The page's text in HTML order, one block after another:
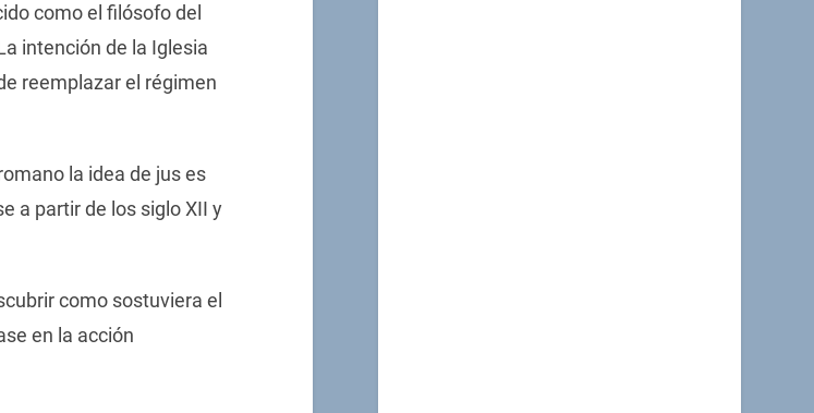
como el filósofo del
intención de la Iglesia
reemplazar el régimen
la idea de jus es
a partir de los siglo XII y
como sostuviera el
en la acción